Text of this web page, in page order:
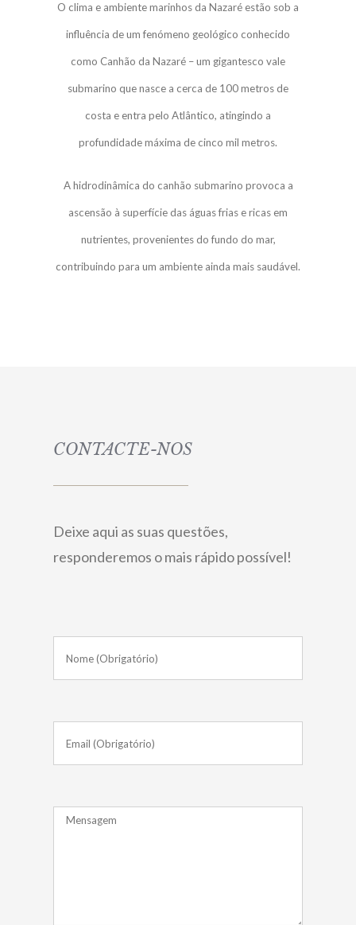
O clima e ambiente marinhos da Nazaré estão sob a
influência de um fenómeno geológico conhecido
como Canhão da Nazaré – um gigantesco vale
submarino que nasce a cerca de 100 metros de
costa e entra pelo Atlântico, atingindo a
profundidade máxima de cinco mil metros.
A hidrodinâmica do canhão submarino provoca a
ascensão à superfície das águas frias e ricas em
nutrientes, provenientes do fundo do mar,
contribuindo para um ambiente ainda mais saudável.
CONTACTE-NOS
Deixe aqui as suas questões,
responderemos o mais rápido possível!